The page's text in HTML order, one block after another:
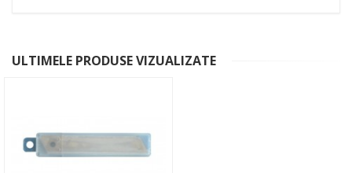
ULTIMELE PRODUSE VIZUALIZATE